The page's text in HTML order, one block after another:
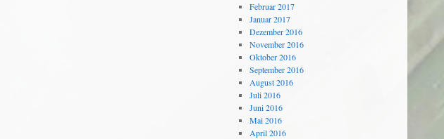
Februar 2017
Januar 2017
Dezember 2016
November 2016
Oktober 2016
September 2016
August 2016
Juli 2016
Juni 2016
Mai 2016
April 2016